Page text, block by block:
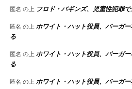
匿名 の上 フロド・バギンズ、児童性犯罪
匿名 の上 ホワイト・ハット役員、バーガ
る
匿名 の上 ホワイト・ハット役員、バーガ
る
匿名 の上 ホワイト・ハット役員、バーガ